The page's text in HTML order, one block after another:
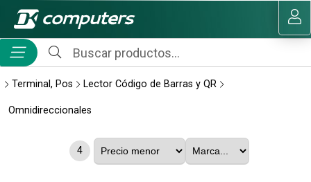
MI COMPRA
Terminal, Pos Lector Código de Barras y QR
Omnidireccionales
4